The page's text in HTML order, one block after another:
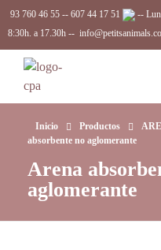
93 760 46 55 -- 607 44 17 51
--
8:30h. a 17.30h --
Complements Petits Animals, S.L.
Inicio Productos
absorbente no aglomerante
Arena
aglomerante